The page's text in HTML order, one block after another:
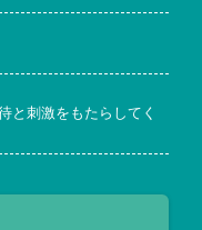
と刺激をもたらしてく